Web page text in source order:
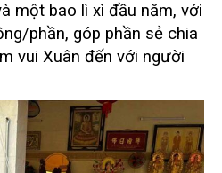
một bao lì xì đầu năm, với
phần, góp phần sẻ chia
vui Xuân đến với người